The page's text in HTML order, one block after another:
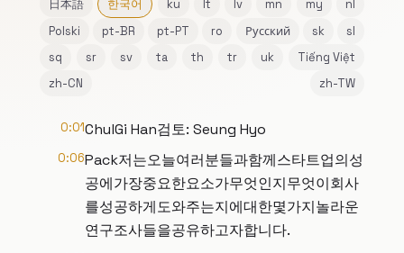
日本語
한국어 ku lt lv mn my
nl
Polski
pt-BR pt-PT ro Русский sk
sl
sq
sr sv ta th tr uk
Tiếng Việt
zh-CN
zh-TW
0:01ChulGi Han검토: Seung Hyo
0:06Pack저는오늘여러분들과함께스타트업의성
공에가장중요한요소가무엇인지무엇이회사
를성공하게도와주는지에대한몇가지놀라운
연구조사들을공유하고자합니다.